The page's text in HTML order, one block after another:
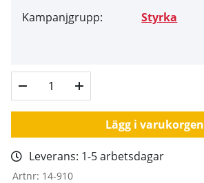
Kampanjgrupp: Styrka
Lägg i varukorgen
Leverans: 1-5 arbetsdagar
Artnr: 14-910